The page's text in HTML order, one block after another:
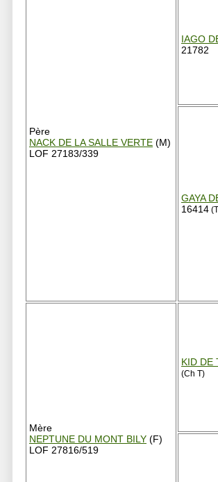
Père
NACK DE LA SALLE VERTE (M)
LOF 27183/339
IAGO
21782
GAYA
16414
Mère
NEPTUNE DU MONT BILY (F)
LOF 27816/519
KID DE
(Ch T)